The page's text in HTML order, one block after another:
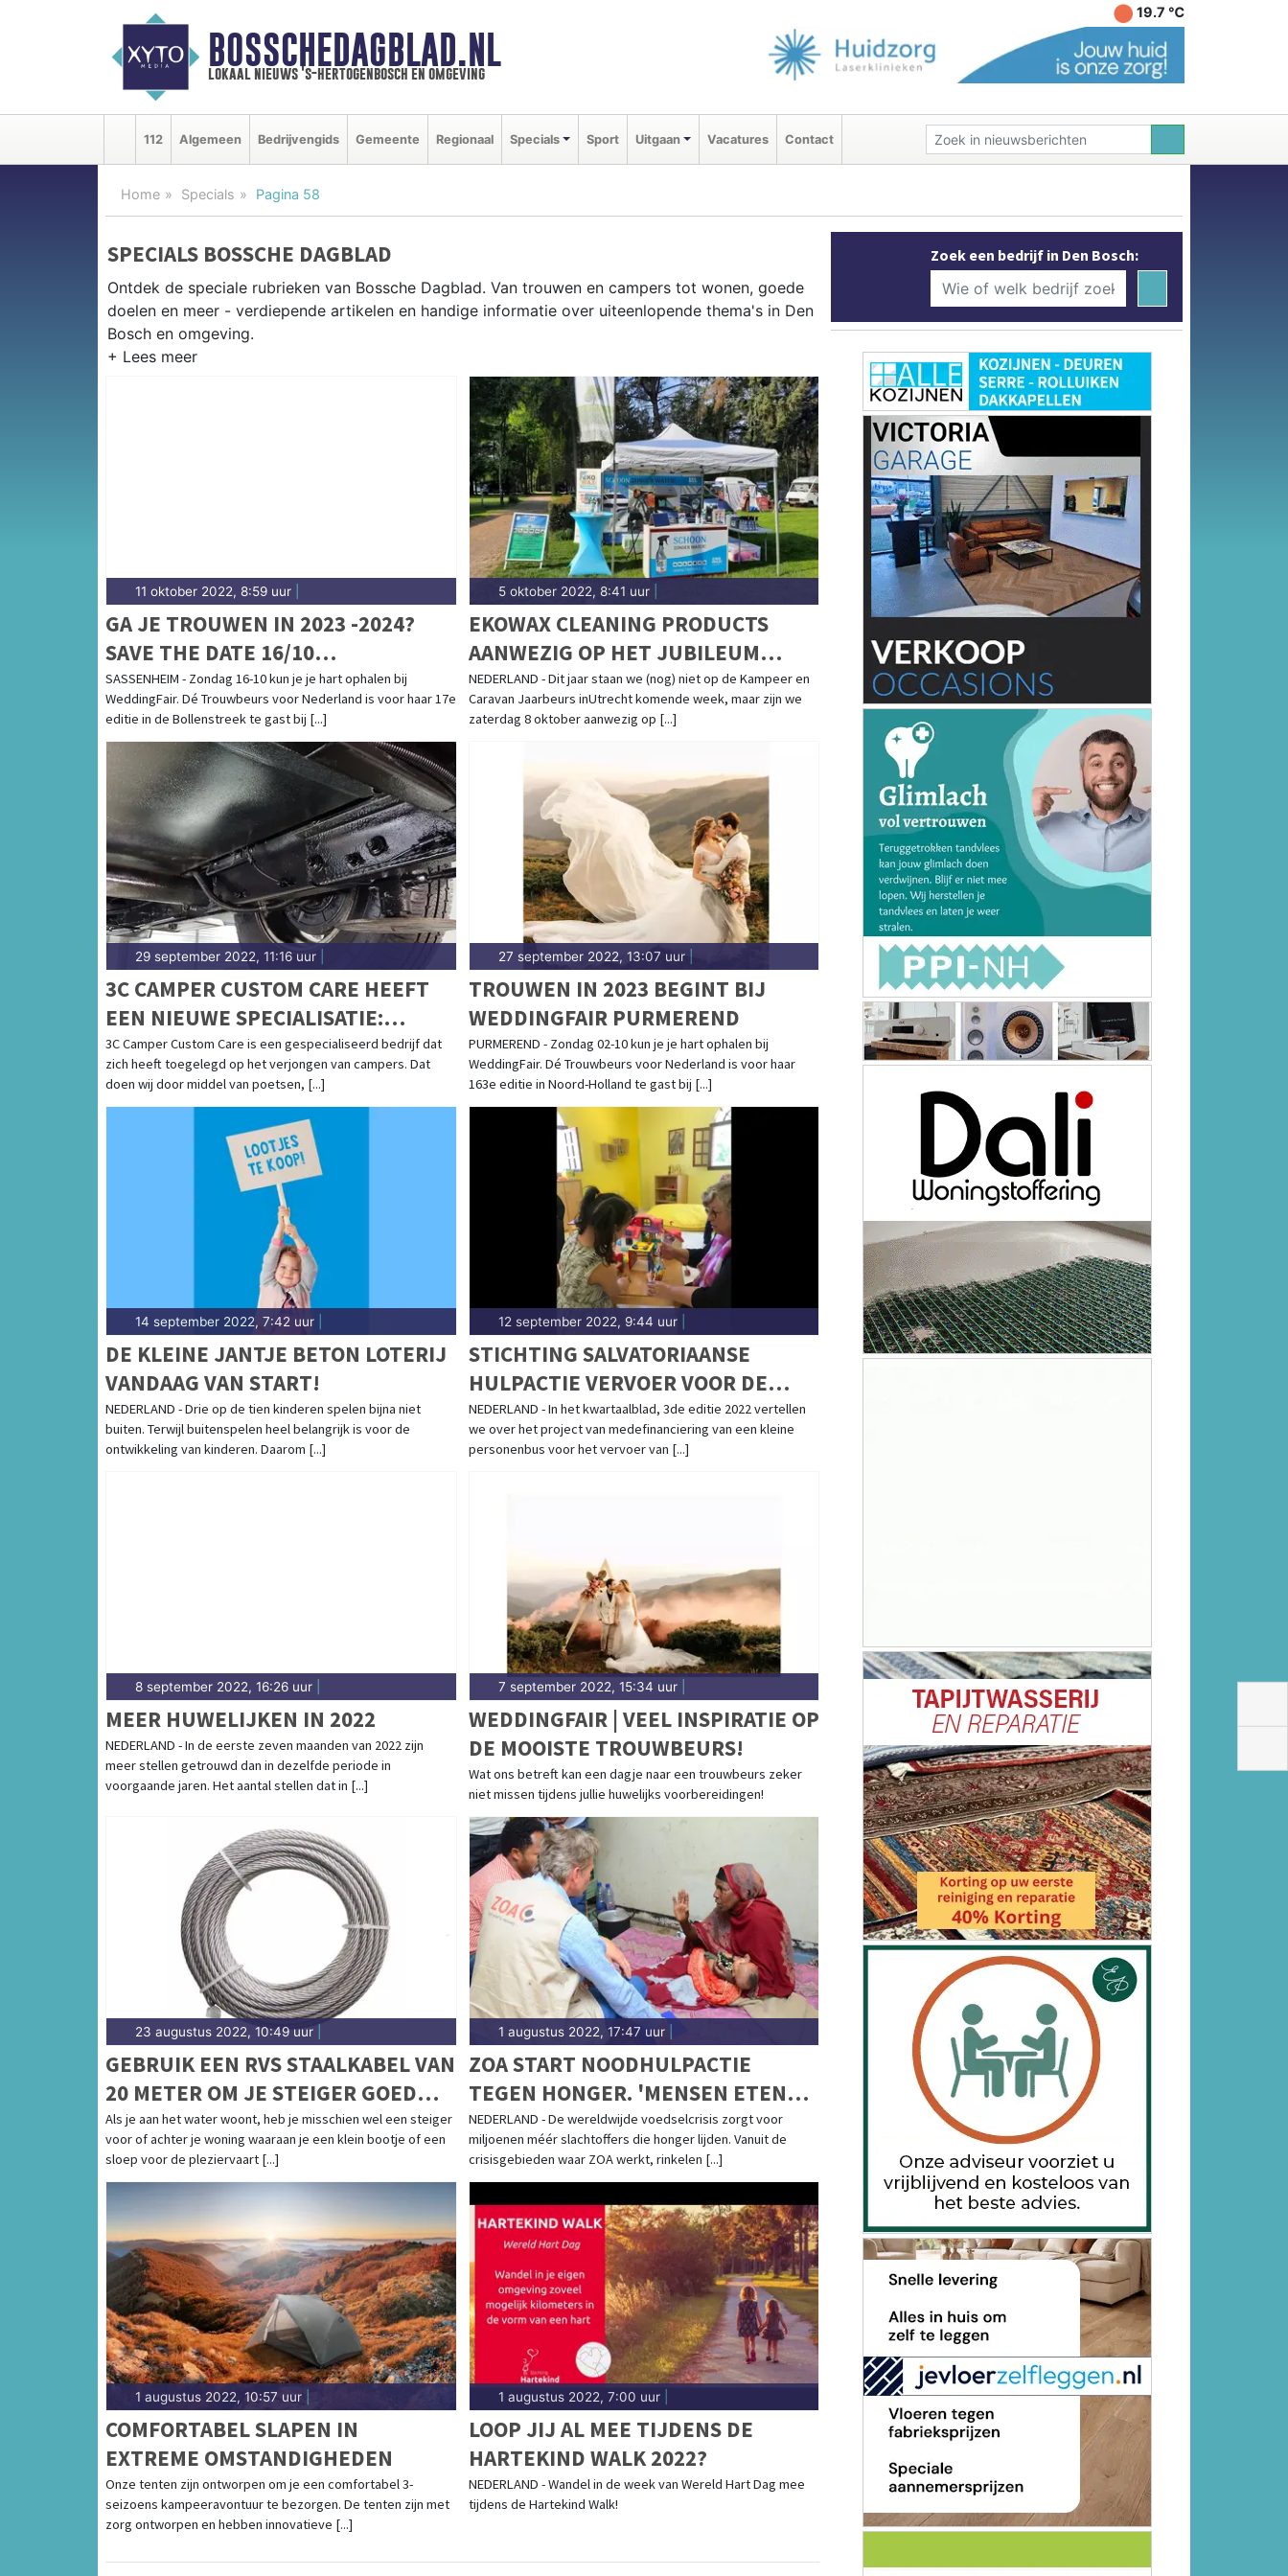
BOSSCHEDAGBLAD.NL
lokaal nieuws 's-hertogenbosch en omgeving
19.7 ℃
112 Algemeen Bedrijvengids Gemeente Regionaal Specials Sport Uitgaan Vacatures Contact
Home Specials Pagina 58
SPECIALS BOSSCHE DAGBLAD
Ontdek de speciale rubrieken van Bossche Dagblad. Van trouwen en campers tot wonen, goede
doelen en meer - verdiepende artikelen en handige informatie over uiteenlopende thema's in Den
Bosch en omgeving.
11 oktober 2022, 8:59 uur
GA JE TROUWEN IN 2023 -2024?
SAVE THE DATE 16/10
WEDDINGSHOPPEN IN
SASSENHEIM!
SASSENHEIM - Zondag 16-10 kun je je hart ophalen bij
WeddingFair. Dé Trouwbeurs voor Nederland is voor haar 17e
editie in de Bollenstreek te gast bij [...]
5 oktober 2022, 8:41 uur|
EKOWAX CLEANING PRODUCTS
AANWEZIG OP HET JUBILEUM
WEEKEND VAN
CAMPERCLUBNEDERLAND
NEDERLAND - Dit jaar staan we (nog) niet op de Kampeer en
Caravan Jaarbeurs inUtrecht komende week, maar zijn we
zaterdag 8 oktober aanwezig op [...]
29 september 2022, 11:16 uur
3C CAMPER CUSTOM CARE HEEFT
EEN NIEUWE SPECIALISATIE:
BODEMBESCHERMING
3C Camper Custom Care is een gespecialiseerd bedrijf dat
zich heeft toegelegd op het verjongen van campers. Dat
doen wij door middel van poetsen, [...]
27 september 2022, 13:07 uur|
TROUWEN IN 2023 BEGINT BIJ
WEDDINGFAIR PURMEREND
PURMEREND - Zondag 02-10 kun je je hart ophalen bij
WeddingFair. Dé Trouwbeurs voor Nederland is voor haar
163e editie in Noord-Holland te gast bij [...]
14 september 2022, 7:42 uur
DE KLEINE JANTJE BETON LOTERIJ
VANDAAG VAN START!
NEDERLAND - Drie op de tien kinderen spelen bijna niet
buiten. Terwijl buitenspelen heel belangrijk is voor de
ontwikkeling van kinderen. Daarom [...]
12 september 2022, 9:44 uur|
STICHTING SALVATORIAANSE
HULPACTIE VERVOER VOOR DE
“FOUNDATION ARD EL AMAL”
NEDERLAND - In het kwartaalblad, 3de editie 2022 vertellen
we over het project van medefinanciering van een kleine
personenbus voor het vervoer van [...]
8 september 2022, 16:26 uur
MEER HUWELIJKEN IN 2022
NEDERLAND - In de eerste zeven maanden van 2022 zijn
meer stellen getrouwd dan in dezelfde periode in
voorgaande jaren. Het aantal stellen dat in [...]
7 september 2022, 15:34 uur|
WEDDINGFAIR | VEEL INSPIRATIE OP
DE MOOISTE TROUWBEURS!
Wat ons betreft kan een dagje naar een trouwbeurs zeker
niet missen tijdens jullie huwelijks voorbereidingen!
23 augustus 2022, 10:49 uur
GEBRUIK EEN RVS STAALKABEL VAN
20 METER OM JE STEIGER GOED
VAST TE ZETTEN
Als je aan het water woont, heb je misschien wel een steiger
voor of achter je woning waaraan je een klein bootje of een
sloep voor de pleziervaart [...]
1 augustus 2022, 17:47 uur|
ZOA START NOODHULPACTIE
TEGEN HONGER. 'MENSEN ETEN
GRASZADEN OM TE OVERLEVEN'
NEDERLAND - De wereldwijde voedselcrisis zorgt voor
miljoenen méér slachtoffers die honger lijden. Vanuit de
crisisgebieden waar ZOA werkt, rinkelen [...]
1 augustus 2022, 10:57 uur
COMFORTABEL SLAPEN IN
EXTREME OMSTANDIGHEDEN
Onze tenten zijn ontworpen om je een comfortabel 3-
seizoens kampeeravontuur te bezorgen. De tenten zijn met
zorg ontworpen en hebben innovatieve [...]
1 augustus 2022, 7:00 uur|
LOOP JIJ AL MEE TIJDENS DE
HARTEKIND WALK 2022?
NEDERLAND - Wandel in de week van Wereld Hart Dag mee
tijdens de Hartekind Walk!
Zoek een bedrijf in Den Bosch: